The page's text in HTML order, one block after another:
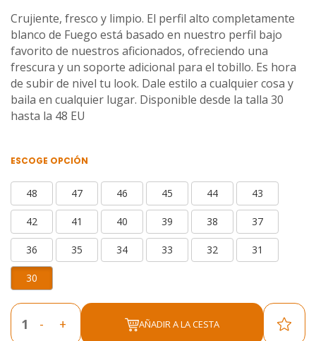
Crujiente, fresco y limpio. El perfil alto completamente
blanco de Fuego está basado en nuestro perfil bajo
favorito de nuestros aficionados, ofreciendo una
frescura y un soporte adicional para el tobillo. Es hora
de subir de nivel tu look. Dale estilo a cualquier cosa y
baila en cualquier lugar. Disponible desde la talla 30
hasta la 48 EU
ESCOGE OPCIÓN
48 47 46 45 44 43
42 41 40 39 38 37
36 35 34 33 32 31
30
- + AÑADIR A LA CESTA